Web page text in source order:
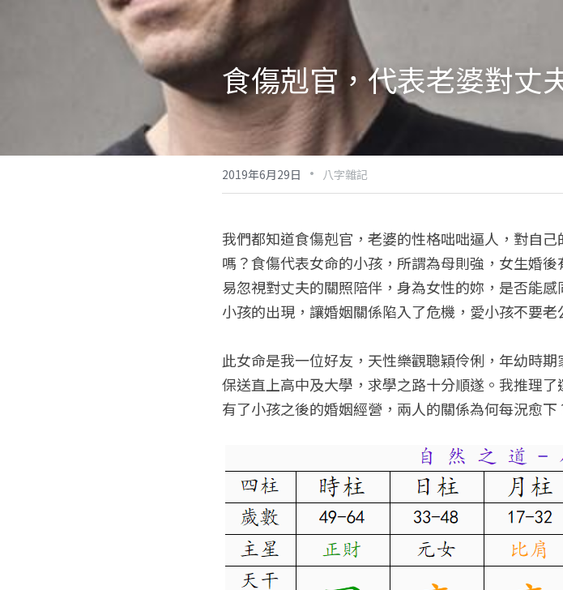
食傷剋官，代表老婆對丈
2019年6月29日 · 八字雜記
我們都知道食傷剋官，老婆的性格咄咄逼人，對自
嗎？食傷代表女命的小孩，所謂為母則強，女生婚
易忽視對丈夫的關照陪伴，身為女性的妳，是否能
小孩的出現，讓婚姻關係陷入了危機，愛小孩不要
此女命是我一位好友，天性樂觀聰穎伶俐，年幼時
保送直上高中及大學，求學之路十分順遂。我推理
有了小孩之後的婚姻經營，兩人的關係為何每況愈